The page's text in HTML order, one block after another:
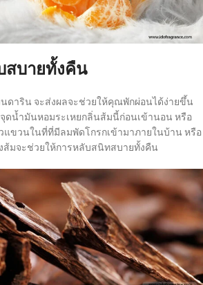
สบายทั้งคืน
ดาริน จะส่งผลจะช่วยให้คุณพักผ่อนได้ง่ายขึ้น
ดน้ำมันหอมระเหยกลิ่นส้มนี้ก่อนเข้านอน หรือ
แขวนในที่ที่มีลมพัดโกรกเข้ามาภายในบ้าน หรือ
ส้มจะช่วยให้การหลับสนิทสบายทั้งคืน